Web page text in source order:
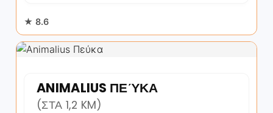
★ 8.6
ANIMALIUS ΠΕΎΚΑ
(ΣΤΑ 1,2 KM)